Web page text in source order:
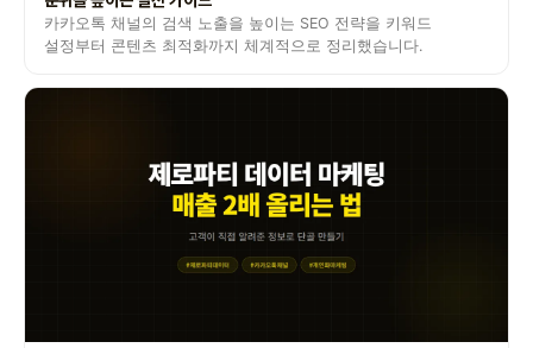
카카오톡 채널의 검색 노출을 높이는 SEO 전략을 키워드
설정부터 콘텐츠 최적화까지 체계적으로 정리했습니다.